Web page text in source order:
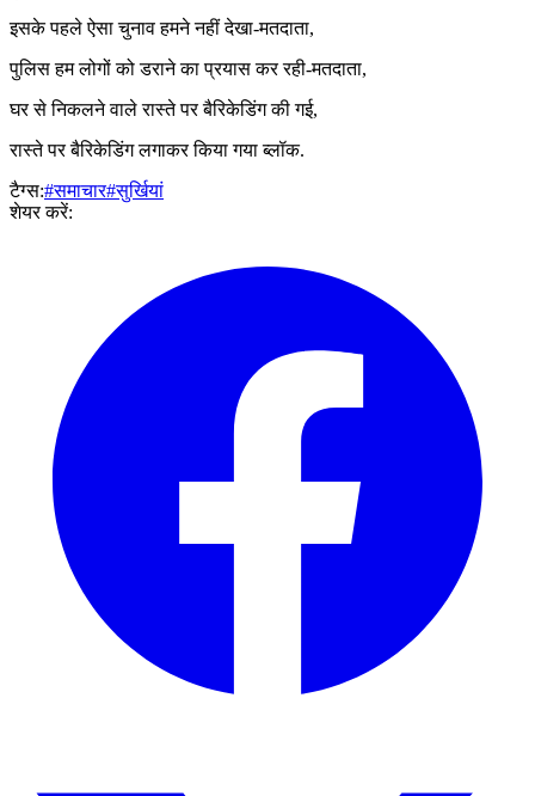
इसके पहले ऐसा चुनाव हमने नहीं देखा-मतदाता,
पुलिस हम लोगों को डराने का प्रयास कर रही-मतदाता,
घर से निकलने वाले रास्ते पर बैरिकेडिंग की गई,
रास्ते पर बैरिकेडिंग लगाकर किया गया ब्लॉक.
टैग्स:#समाचार#सुर्खियां
शेयर करें: